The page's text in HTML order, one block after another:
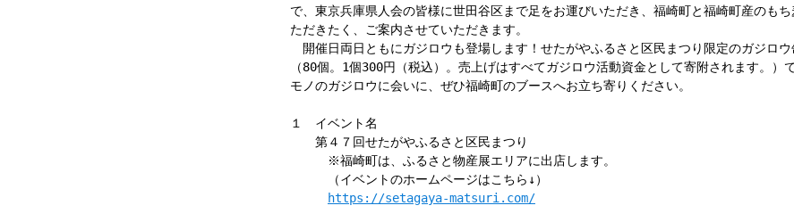
で、東京兵庫県人会の皆様に世田谷区まで足をお運びいただき、福崎町と福崎町産のも
ただきたく、ご案内させていただきます。
開催日両日ともにガジロウも登場します！せたがやふるさと区民まつり限定のガジロ
（80個。1個300円（税込）。売上げはすべてガジロウ活動資金として寄附されます。）
モノのガジロウに会いに、ぜひ福崎町のブースへお立ち寄りください。
１ イベント名
第４７回せたがやふるさと区民まつり
※福崎町は、ふるさと物産展エリアに出店します。
（イベントのホームページはこちら↓）
https://setagaya-matsuri.com/